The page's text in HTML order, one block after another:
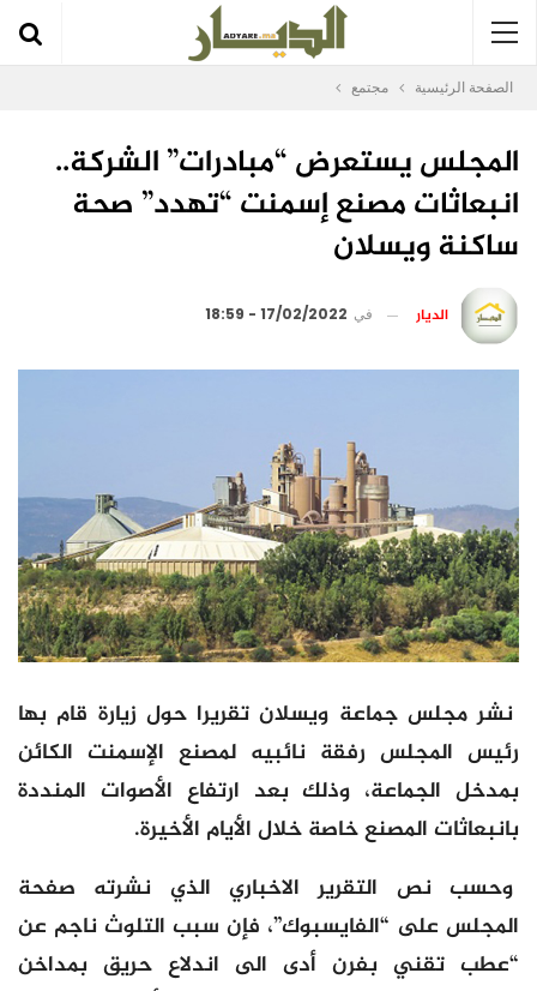
الصفحة الرئيسية مجتمع
المجلس يستعرض “مبادرات” الشركة..
انبعاثات مصنع إسمنت “تهدد” صحة
ساكنة ويسلان
الديار في 17/02/2022 - 18:59
نشر مجلس جماعة ويسلان تقريرا حول زيارة قام بها
رئيس المجلس رفقة نائبيه لمصنع الإسمنت الكائن
بمدخل الجماعة، وذلك بعد ارتفاع الأصوات المنددة
بانبعاثات المصنع خاصة خلال الأيام الأخيرة.
وحسب نص التقرير الاخباري الذي نشرته صفحة
المجلس على “الفايسبوك”، فإن سبب التلوث ناجم عن
“عطب تقني بفرن أدى الى اندلاع حريق بمداخن